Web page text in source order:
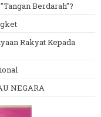
Berdarah"?
Rakyat Kepada
NEGARA